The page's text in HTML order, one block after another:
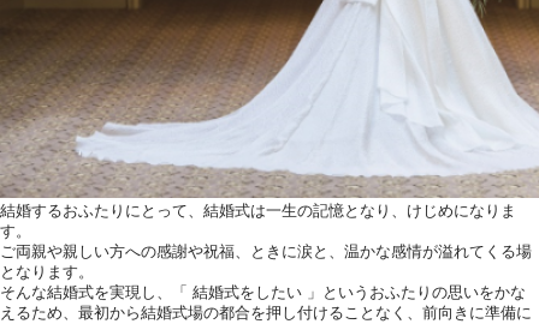
結婚するおふたりにとって、結婚式は一生の記憶となり、けじめになりま
す。
ご両親や親しい方への感謝や祝福、ときに涙と、温かな感情が溢れてくる場
となります。
そんな結婚式を実現し、「 結婚式をしたい 」というおふたりの思いをかな
えるため、最初から結婚式場の都合を押し付けることなく、前向きに準備に